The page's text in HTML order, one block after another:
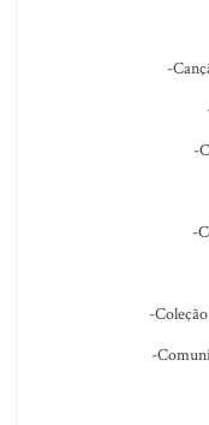
-
-
-
-
-